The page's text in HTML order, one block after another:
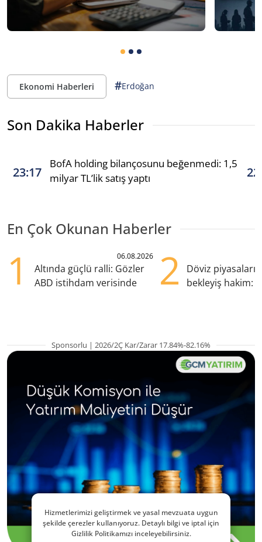
Ekonomi Haberleri #Erdoğan
Son Dakika Haberler
23:17
BofA holding bilançosunu beğenmedi: 1,5
milyar TL’lik satış yaptı
En Çok Okunan Haberler
1 06.08.2026
Altında güçlü ralli: Gözler
ABD istihdam verisinde
2
Döviz
bekleyiş hakim:
Sponsorlu | 2026/2Ç Kar/Zarar 17.84%-82.16%
Hizmetlerimizi geliştirmek ve yasal mevzuata uygun
şekilde çerezler kullanıyoruz. Detaylı bilgi ve iptal için
Gizlilik Politikamızı inceleyebilirsiniz.